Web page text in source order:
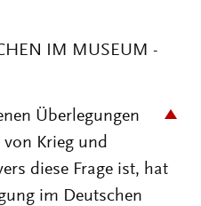
IM MUSEUM -
Überlegungen
Krieg und
diese Frage ist, hat
im Deutschen